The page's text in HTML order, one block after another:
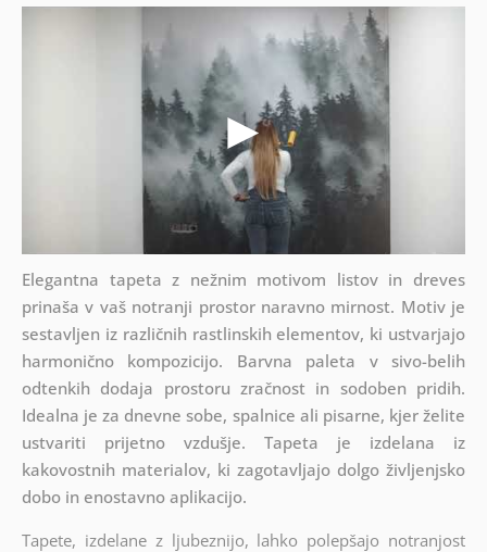
Elegantna tapeta z nežnim motivom listov in dreves
prinaša v vaš notranji prostor naravno mirnost. Motiv je
sestavljen iz različnih rastlinskih elementov, ki ustvarjajo
harmonično kompozicijo. Barvna paleta v sivo-belih
odtenkih dodaja prostoru zračnost in sodoben pridih.
Idealna je za dnevne sobe, spalnice ali pisarne, kjer želite
ustvariti prijetno vzdušje. Tapeta je izdelana iz
kakovostnih materialov, ki zagotavljajo dolgo življenjsko
dobo in enostavno aplikacijo.
Tapete, izdelane z ljubeznijo, lahko polepšajo notranjost